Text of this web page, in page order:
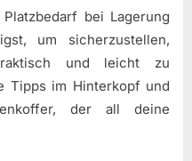
bei Lagerung
um sicherzustellen,
und leicht zu
Tipps im Hinterkopf und
der all deine